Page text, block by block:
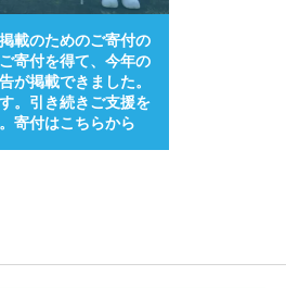
載のためのご寄付の
寄付を得て、今年の
が掲載できました。
。引き続きご支援を
寄付はこちらから